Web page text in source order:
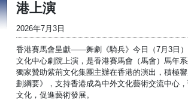
港上演
2026年7月3日
香港賽馬會呈獻——舞劇《騎兵》今日（7月3日
文化中心劇院上演，是香港賽馬會（馬會）馬年
獨家贊助紫荊文化集團主辦在香港的演出，積極
劃綱要》，支持香港成為中外文化藝術交流中心
文化，促進藝術發展。